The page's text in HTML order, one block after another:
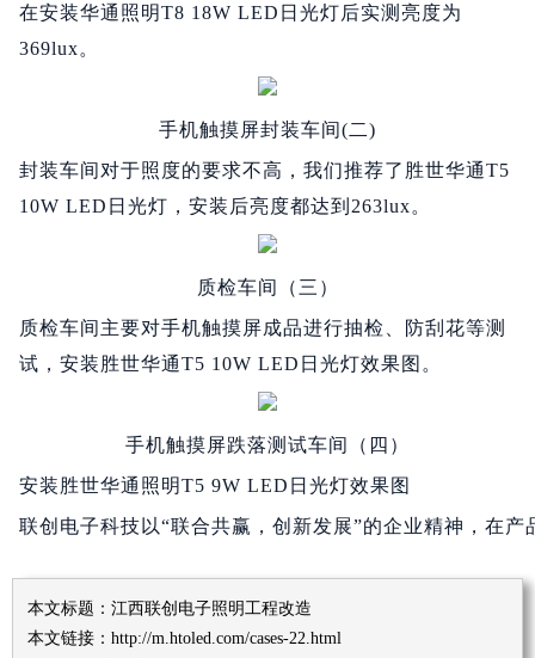
在安装华通照明T8 18W LED日光灯后实测亮度为
369lux。
手机触摸屏封装车间(二)
封装车间对于照度的要求不高，我们推荐了胜世华通T5
10W LED日光灯，安装后亮度都达到263lux。
质检车间（三）
质检车间主要对手机触摸屏成品进行抽检、防刮花等测
试，安装胜世华通T5 10W LED日光灯效果图。
手机触摸屏跌落测试车间（四）
安装胜世华通照明T5 9W LED日光灯效果图
联创电子科技以“联合共赢，创新发展”的企业精神，在
本文标题：江西联创电子照明工程改造
本文链接：http://m.htoled.com/cases-22.html